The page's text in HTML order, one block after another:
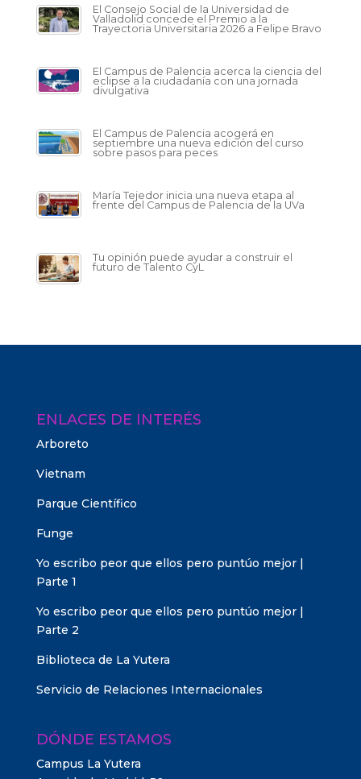
El Consejo Social de la Universidad de
Valladolid concede el Premio a la
Trayectoria Universitaria 2026 a Felipe Bravo
El Campus de Palencia acerca la ciencia del
eclipse a la ciudadanía con una jornada
divulgativa
El Campus de Palencia acogerá en
septiembre una nueva edición del curso
sobre pasos para peces
María Tejedor inicia una nueva etapa al
frente del Campus de Palencia de la UVa
Tu opinión puede ayudar a construir el
futuro de Talento CyL
ENLACES DE INTERÉS
Arboreto
Vietnam
Parque Científico
Funge
Yo escribo peor que ellos pero puntúo mejor |
Parte 1
Yo escribo peor que ellos pero puntúo mejor |
Parte 2
Biblioteca de La Yutera
Servicio de Relaciones Internacionales
DÓNDE ESTAMOS
Campus La Yutera